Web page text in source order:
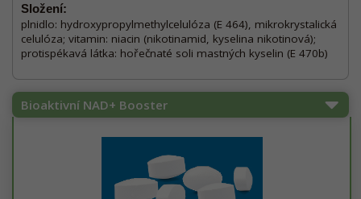
Složení:
plnidlo: hydroxypropylmethylcelulóza (E 464), mikrokrystalická
celulóza; vitamin: niacin (nikotinamid, kyselina nikotinová);
protispékavá látka: hořečnaté soli mastných kyselin (E 470b)
Bioaktivní NAD+ Booster